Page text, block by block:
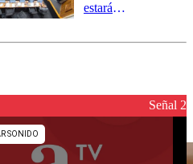
estará
el fin de la
reconstrucciónSeñal 2